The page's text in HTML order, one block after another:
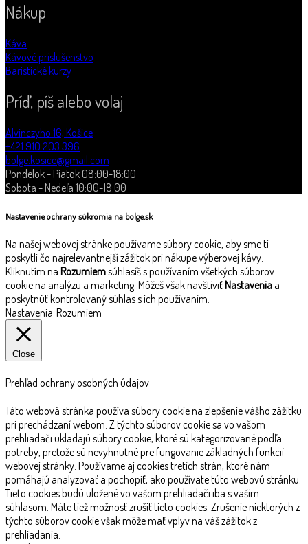
Nákup
Káva
Kávové príslušenstvo
Baristické kurzy
Príď, píš alebo volaj
Alvinczyho 16, Košice
+421 910 203 396
bolge.kosice@gmail.com
Pondelok - Piatok 08:00-18:00
Sobota - Nedeľa 10:00-18:00
Nastavenie ochrany súkromia na bolge.sk
Na našej webovej stránke používame súbory cookie, aby sme ti
poskytli čo najrelevantnejší zážitok pri nákupe výberovej kávy.
Kliknutím na Rozumiemsúhlasíš s používaním všetkých súborov
cookie na analýzu a marketing. Môžeš však navštíviťNastavenia a
poskytnúť kontrolovaný súhlas s ich používaním.
Nastavenia Rozumiem
Close
Prehľad ochrany osobných údajov
Táto webová stránka používa súbory cookie na zlepšenie vášho zážitku
pri prechádzaní webom. Z týchto súborov cookie sa vo vašom
prehliadači ukladajú súbory cookie, ktoré sú kategorizované podľa
potreby, pretože sú nevyhnutné pre fungovanie základných funkcií
webovej stránky. Používame aj cookies tretích strán, ktoré nám
pomáhajú analyzovať a pochopiť, ako používate túto webovú stránku.
Tieto cookies budú uložené vo vašom prehliadači iba s vaším
súhlasom. Máte tiež možnosť zrušiť tieto cookies. Zrušenie niektorých z
týchto súborov cookie však môže mať vplyv na váš zážitok z
prehliadania.